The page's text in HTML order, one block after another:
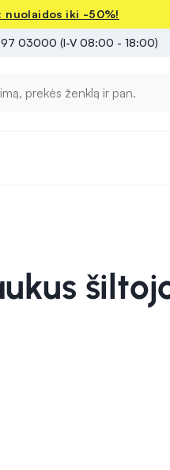
nuolaidos iki -50%!
03000 (I-V 08:00 - 18:00)